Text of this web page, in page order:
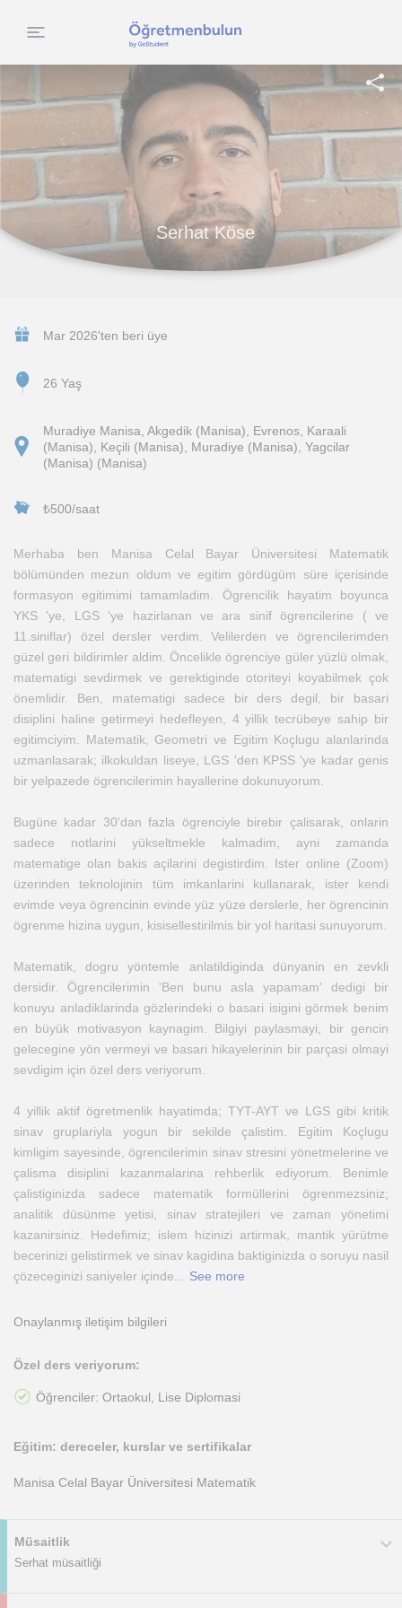
Serhat Köse
Mar 2026'ten beri üye
26 Yaş
Muradiye Manisa, Akgedik (Manisa), Evrenos, Karaali
(Manisa), Keçili (Manisa), Muradiye (Manisa), Yagcilar
(Manisa) (Manisa)
₺500/saat
Merhaba ben Manisa Celal Bayar Üniversitesi Matematik
bölümünden mezun oldum ve egitim gördügüm süre içerisinde
formasyon egitimimi tamamladim. Ögrencilik hayatim boyunca
YKS 'ye, LGS 'ye hazirlanan ve ara sinif ögrencilerine ( ve
11.siniflar) özel dersler verdim. Velilerden ve ögrencilerimden
güzel geri bildirimler aldim. Öncelikle ögrenciye güler yüzlü olmak,
matematigi sevdirmek ve gerektiginde otoriteyi koyabilmek çok
önemlidir. Ben, matematigi sadece bir ders degil, bir basari
disiplini haline getirmeyi hedefleyen, 4 yillik tecrübeye sahip bir
egitimciyim. Matematik, Geometri ve Egitim Koçlugu alanlarinda
uzmanlasarak; ilkokuldan liseye, LGS 'den KPSS 'ye kadar genis
bir yelpazede ögrencilerimin hayallerine dokunuyorum.
Bugüne kadar 30'dan fazla ögrenciyle birebir çalisarak, onlarin
sadece notlarini yükseltmekle kalmadim, ayni zamanda
matematige olan bakis açilarini degistirdim. Ister online (Zoom)
üzerinden teknolojinin tüm imkanlarini kullanarak, ister kendi
evimde veya ögrencinin evinde yüz yüze derslerle, her ögrencinin
ögrenme hizina uygun, kisisellestirilmis bir yol haritasi sunuyorum.
Matematik, dogru yöntemle anlatildiginda dünyanin en zevkli
dersidir. Ögrencilerimin 'Ben bunu asla yapamam' dedigi bir
konuyu anladiklarinda gözlerindeki o basari isigini görmek benim
en büyük motivasyon kaynagim. Bilgiyi paylasmayi, bir gencin
gelecegine yön vermeyi ve basari hikayelerinin bir parçasi olmayi
sevdigim için özel ders veriyorum.
4 yillik aktif ögretmenlik hayatimda; TYT-AYT ve LGS gibi kritik
sinav gruplariyla yogun bir sekilde çalistim. Egitim Koçlugu
kimligim sayesinde, ögrencilerimin sinav stresini yönetmelerine ve
çalisma disiplini kazanmalarina rehberlik ediyorum. Benimle
çalistiginizda sadece matematik formüllerini ögrenmezsiniz;
analitik düsünme yetisi, sinav stratejileri ve zaman yönetimi
kazanirsiniz. Hedefimiz; islem hizinizi artirmak, mantik yürütme
becerinizi gelistirmek ve sinav kagidina baktiginizda o soruyu nasil
çözeceginizi saniyeler içinde
See more
Onaylanmış iletişim bilgileri
Özel ders veriyorum:
Öğrenciler: Ortaokul, Lise Diplomasi
Eğitim: dereceler, kurslar ve sertifikalar
Manisa Celal Bayar Üniversitesi Matematik
Müsaitlik
Serhat müsaitliği